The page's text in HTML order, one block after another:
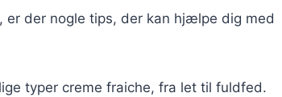
der nogle tips, der kan hjælpe dig med
typer creme fraiche, fra let til fuldfed.